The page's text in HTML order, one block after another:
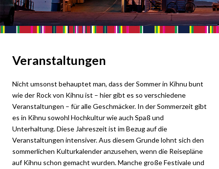
Veranstaltungen
Nicht umsonst behauptet man, dass der Sommer in Kihnu bunt
wie der Rock von Kihnu ist – hier gibt es so verschiedene
Veranstaltungen – für alle Geschmäcker. In der Sommerzeit gibt
es in Kihnu sowohl Hochkultur wie auch Spaß und
Unterhaltung. Diese Jahreszeit ist im Bezug auf die
Veranstaltungen intensiver. Aus diesem Grunde lohnt sich den
sommerlichen Kulturkalender anzusehen, wenn die Reisepläne
auf Kihnu schon gemacht wurden. Manche große Festivale und